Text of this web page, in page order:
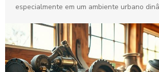
especialmente em um ambiente urbano